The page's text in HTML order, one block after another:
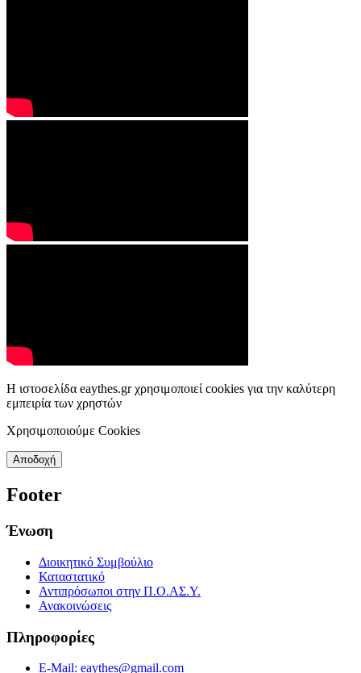
Η ιστοσελίδα eaythes.gr χρησιμοποιεί cookies για την καλύτερη
εμπειρία των χρηστών
Χρησιμοποιούμε Cookies
Αποδοχή
Footer
Ένωση
Διοικητικό Συμβούλιο
Καταστατικό
Αντιπρόσωποι στην Π.Ο.ΑΣ.Υ.
Ανακοινώσεις
Πληροφορίες
E-Mail: eaythes@gmail.com